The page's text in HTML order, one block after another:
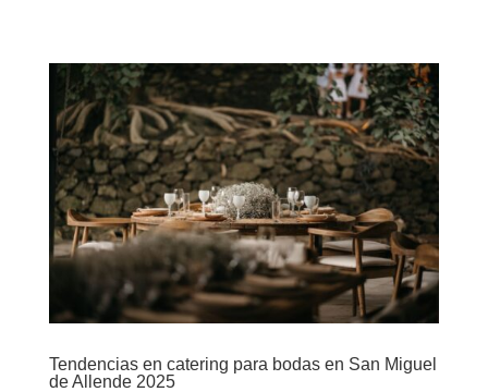
Tendencias en catering para bodas en San Miguel
de Allende 2025